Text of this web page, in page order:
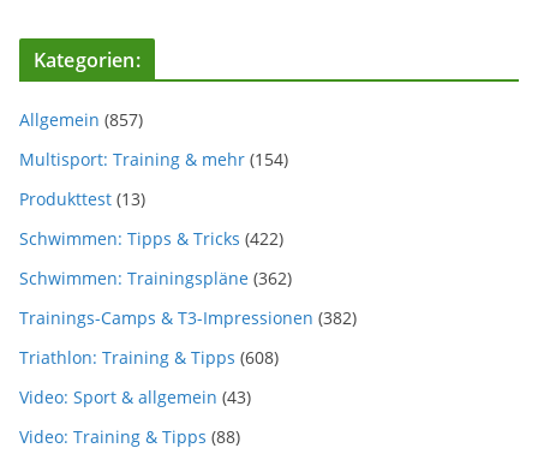
Kategorien:
Allgemein (857)
Multisport: Training & mehr (154)
Produkttest (13)
Schwimmen: Tipps & Tricks (422)
Schwimmen: Trainingspläne (362)
Trainings-Camps & T3-Impressionen (382)
Triathlon: Training & Tipps (608)
Video: Sport & allgemein (43)
Video: Training & Tipps (88)